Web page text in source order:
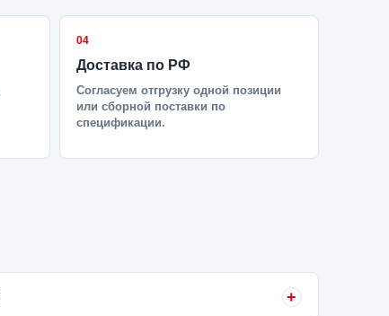
04
Доставка по РФ
Согласуем отгрузку одной позиции
или сборной поставки по
спецификации.